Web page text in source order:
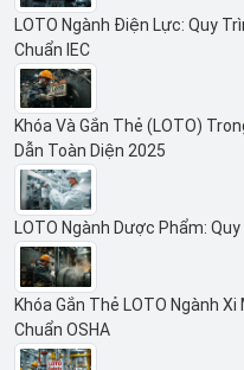
LOTO Ngành Điện Lực: Quy
Chuẩn IEC
Khóa Và Gắn Thẻ (LOTO)
Dẫn Toàn Diện 2025
LOTO Ngành Dược Phẩm:
Khóa Gắn Thẻ LOTO Ngành
Chuẩn OSHA